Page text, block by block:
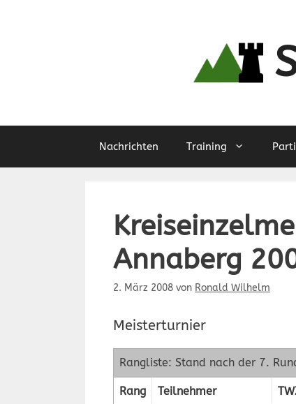
Nachrichten Training
Annaberg
2. März 2008 von Ronald Wilhelm
Meisterturnier
Rangliste: Stand nach der 7.
Rang Teilnehmer